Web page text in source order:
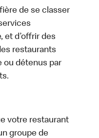
de se classer
et d’offrir des
restaurants
ou détenus par
votre restaurant
groupe de